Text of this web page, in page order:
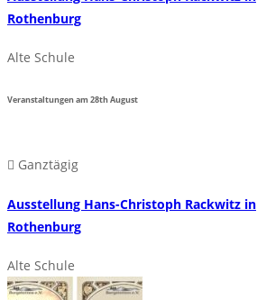
Rothenburg
Alte Schule
Veranstaltungen am28thAugust
Ganztägig
Ausstellung Hans-Christoph Rackwitz in
Rothenburg
Alte Schule